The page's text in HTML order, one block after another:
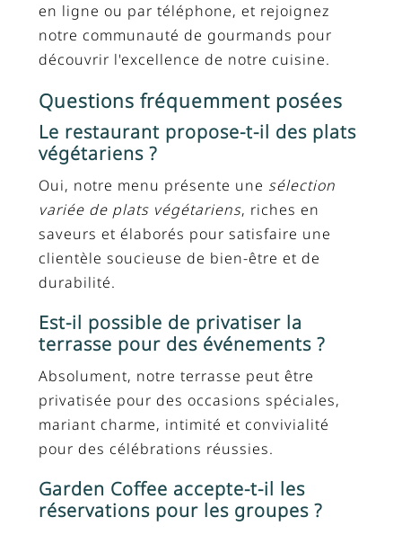
en ligne ou par téléphone, et rejoignez
notre communauté de gourmands pour
découvrir l'excellence de notre cuisine.
Questions fréquemment posées
Le restaurant propose-t-il des plats
végétariens ?
Oui, notre menu présente une sélection
variée de plats végétariens, riches en
saveurs et élaborés pour satisfaire une
clientèle soucieuse de bien-être et de
durabilité.
Est-il possible de privatiser la
terrasse pour des événements ?
Absolument, notre terrasse peut être
privatisée pour des occasions spéciales,
mariant charme, intimité et convivialité
pour des célébrations réussies.
Garden Coffee accepte-t-il les
réservations pour les groupes ?